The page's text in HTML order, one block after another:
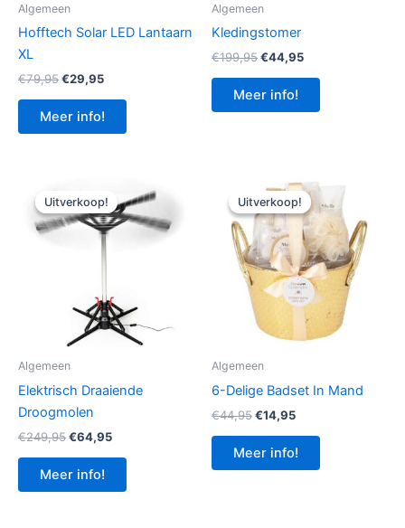
Algemeen
Hofftech Solar LED Lantaarn
XL
€79,95Oorspronkelijke
was:
€79,95.
€29,95Huidige
is:
€29,95.
Meer info!
Algemeen
Kledingstomer
€199,95Oorspronkelijke
was:
€199,95.
€44,95Huidige
Meer info!
Uitverkoop!
Uitverkoop!
Algemeen
Elektrisch Draaiende
Droogmolen
€249,95Oorspronkelijke
was:
€249,95.
€64,95Huidige
Meer info!
Uitverkoop!
Uitverkoop!
Algemeen
6-Delige Badset In Mand
€44,95Oorspronkelijke
was:
€44,95.
€14,95Huidige
is:
€14,95.
Meer info!